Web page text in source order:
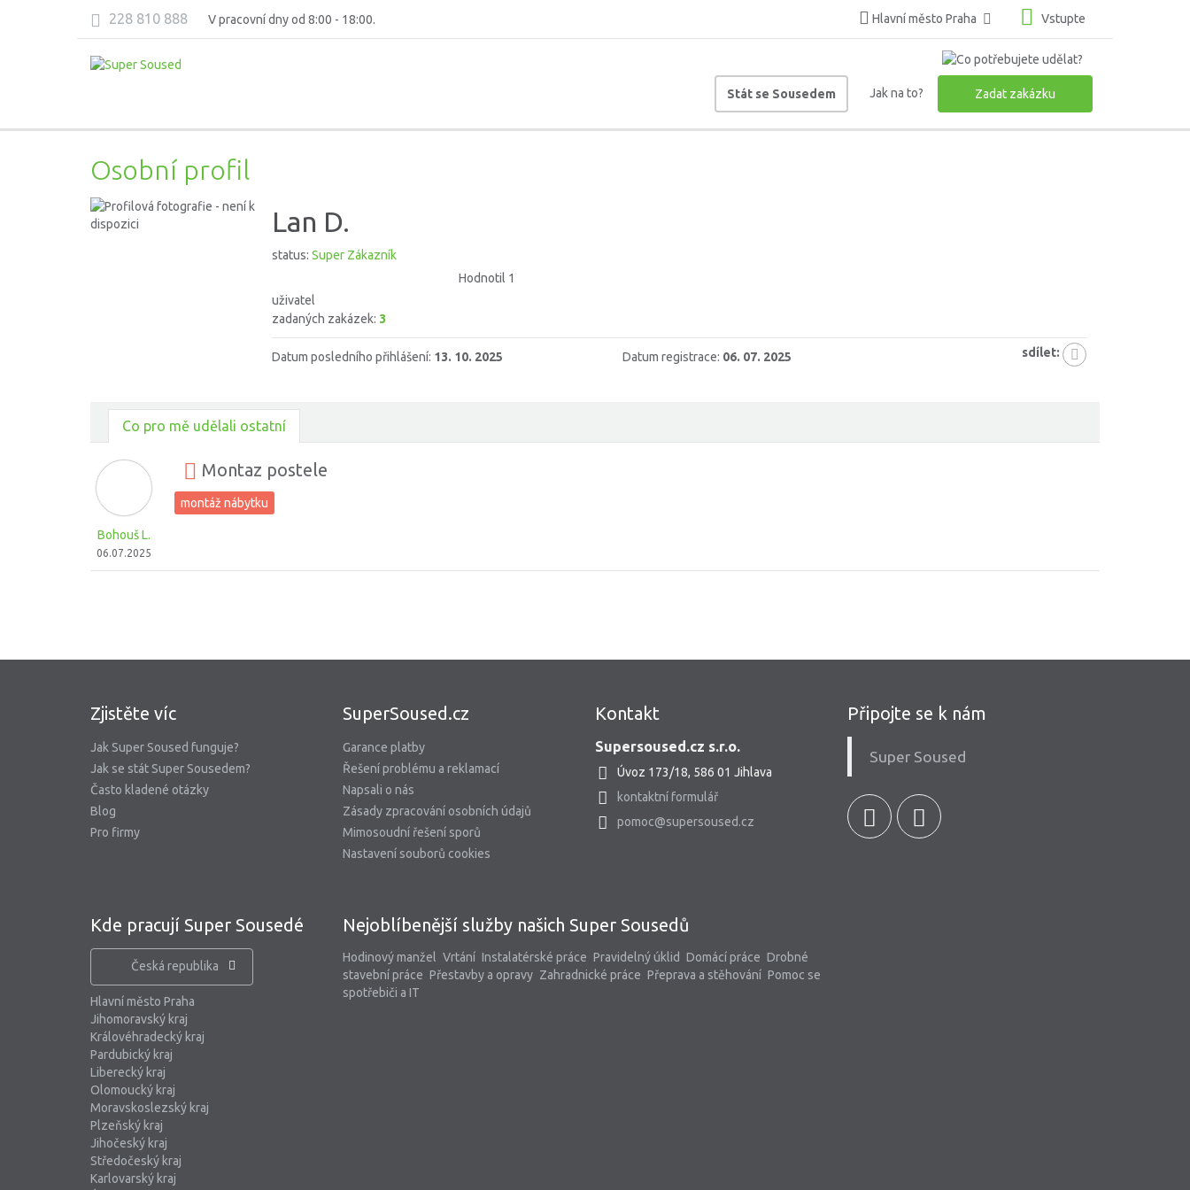
228 810 888 V pracovní dny od 8:00 - 18:00. Hlavní město Praha Vstupte
Stát se Sousedem Jak na to? Zadat zakázku
Osobní profil
Lan D.
status: Super Zákazník
Hodnotil 1
uživatel
zadaných zakázek: 3
Datum posledního přihlášení: 13. 10. 2025 Datum registrace: 06. 07. 2025 sdílet:
Co pro mě udělali ostatní
Bohouš L.
06.07.2025
Montaz postele
montáž nábytku
Zjistěte víc
Jak Super Soused funguje?
Jak se stát Super Sousedem?
Často kladené otázky
Blog
Pro firmy
SuperSoused.cz
Garance platby
Řešení problému a reklamací
Napsali o nás
Zásady zpracování osobních údajů
Mimosoudní řešení sporů
Nastavení souborů cookies
Kontakt
Supersoused.cz s.r.o.
Úvoz 173/18, 586 01 Jihlava
kontaktní formulář
pomoc@supersoused.cz
Kde pracují Super Sousedé
Česká republika
Hlavní město Praha
Jihomoravský kraj
Královéhradecký kraj
Pardubický kraj
Liberecký kraj
Olomoucký kraj
Moravskoslezský kraj
Plzeňský kraj
Jihočeský kraj
Středočeský kraj
Karlovarský kraj
Nejoblíbenější služby našich Super Sousedů
Hodinový manžel Vrtání Instalatérské práce Pravidelný úklid Domácí práce Drobné
stavební práce Přestavby a opravy Zahradnické práce Přeprava a stěhování Pomoc se
spotřebiči a IT
Připojte se k nám
Super Soused